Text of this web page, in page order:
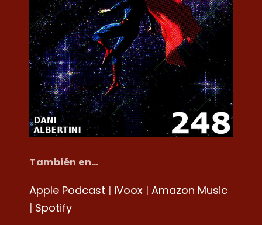
También en…
Apple Podcast | iVoox | Amazon Music
| Spotify